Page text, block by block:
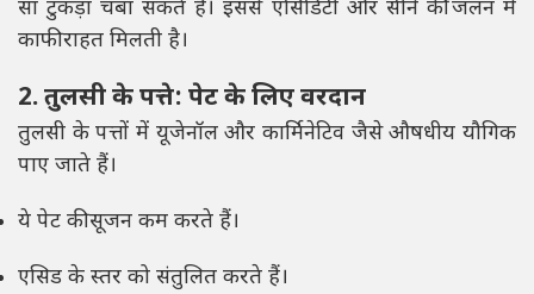
सा टुकड़ा चबा सकते हैं। इससे एसिडिटी और सीने की जलन में
काफी राहत मिलती है।
2. तुलसी के पत्ते: पेट के लिए वरदान
तुलसी के पत्तों में यूजेनॉल और कार्मिनेटिव जैसे औषधीय यौगिक
पाए जाते हैं।
ये पेट की सूजन कम करते हैं।
एसिड के स्तर को संतुलित करते हैं।